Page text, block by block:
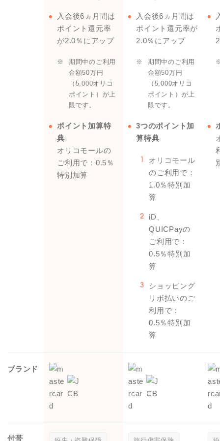
入会後6ヵ月間は
ポイント還元率
が2.0％にアップ
※
期間中のご利用
金額50万円
（5,000オリコ
ポイント）が上
限です。
ポイント加算特
典
オリコモールの
ご利用で：0.5％
特別加算
入会後6ヵ月間は
ポイント還元率が
2.0％にアップ
※
期間中のご利用
金額50万円
（5,000オリコ
ポイント）が上
限です。
3つのポイント加
算特典
1
オリコモール
のご利用で：
1.0％特別加
算
2
iD、
QUICPayの
ご利用で：
0.5％特別加
算
3
ショッピング
リボ払いのご
利用で：
0.5％特別加
算
ブランド
付帯